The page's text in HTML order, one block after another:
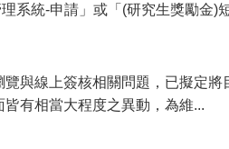
系統-申請」或「(研究生獎勵金)
與線上簽核相關問題，已擬定將
有相當大程度之異動，為維...